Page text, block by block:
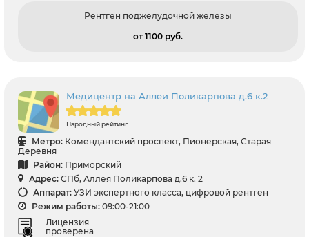
Рентген поджелудочной железы
от 1100 pуб.
Медицентр на Аллеи Поликарпова д.6 к.2
Народный рейтинг
Метро: Комендантский проспект, Пионерская, Старая
Деревня
Район: Приморский
Адрес: СПб, Аллея Поликарпова д.6 к. 2
Аппарат: УЗИ экспертного класса, цифровой рентген
Режим работы: 09:00-21:00
Лицензия
проверена